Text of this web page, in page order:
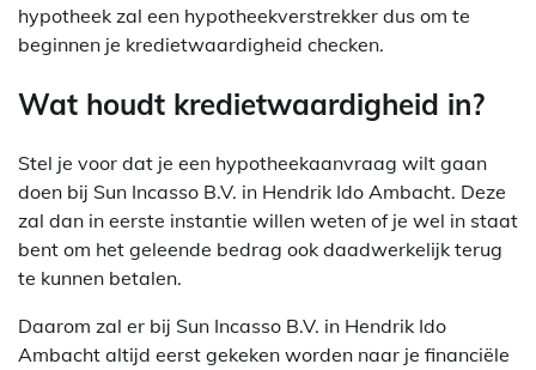
hypotheek zal een hypotheekverstrekker dus om te
beginnen je kredietwaardigheid checken.
Wat houdt kredietwaardigheid in?
Stel je voor dat je een hypotheekaanvraag wilt gaan
doen bij Sun Incasso B.V. in Hendrik Ido Ambacht. Deze
zal dan in eerste instantie willen weten of je wel in staat
bent om het geleende bedrag ook daadwerkelijk terug
te kunnen betalen.
Daarom zal er bij Sun Incasso B.V. in Hendrik Ido
Ambacht altijd eerst gekeken worden naar je financiële